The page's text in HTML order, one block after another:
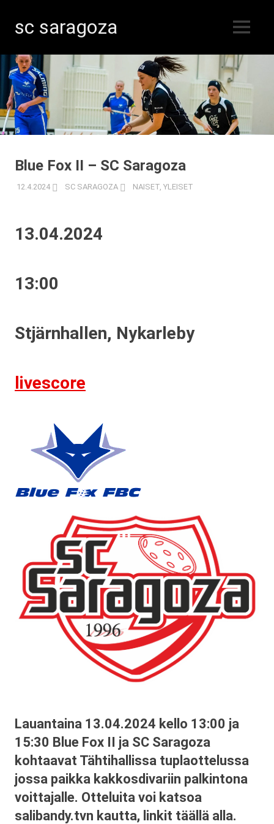
Skip
to
content
sc saragoza
Kristiinankaupungissa
vuodesta
1996
MENU
Blue Fox II – SC Saragoza
12.4.2024 SC SARAGOZA NAISET, YLEISET
13.04.2024
13:00
Stjärnhallen, Nykarleby
livescore
Lauantaina 13.04.2024 kello 13:00 ja
15:30 Blue Fox II ja SC Saragoza
kohtaavat Tähtihallissa tuplaottelussa
jossa paikka kakkosdivariin palkintona
voittajalle. Otteluita voi katsoa
salibandy.tvn kautta, linkit täällä alla.